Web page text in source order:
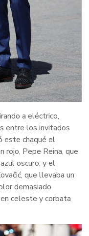
a eléctrico,
entre los invitados
este chaqué el
rojo, Pepe Reina, que
oscuro, y el
que llevaba un
demasiado
celeste y corbata